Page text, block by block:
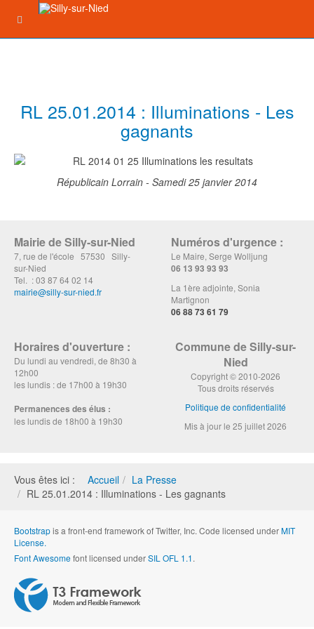
RL 25.01.2014 : Illuminations - Les
gagnants
Républicain Lorrain - Samedi 25 janvier 2014
Mairie de Silly-sur-Nied
7, rue de l'école 57530 Silly-
sur-Nied
Tel. : 03 87 64 02 14
mairie@silly-sur-nied.fr
Numéros d'urgence :
Le Maire, Serge Wolljung
06 13 93 93 93
La 1ère adjointe, Sonia
Martignon
06 88 73 61 79
Horaires d'ouverture :
Du lundi au vendredi, de 8h30 à
12h00
les lundis : de 17h00 à 19h30
Permanences des élus :
les lundis de 18h00 à 19h30
Commune de Silly-sur-
Nied
Copyright © 2010-2026
Tous droits réservés
Politique de confidentialité
Mis à jour le 25 juillet 2026
Vous êtes ici : Accueil
La Presse
RL 25.01.2014 : Illuminations - Les gagnants
Bootstrapis a front-end framework of Twitter, Inc. Code licensed underMIT
License.
Font Awesomefont licensed underSIL OFL 1.1.